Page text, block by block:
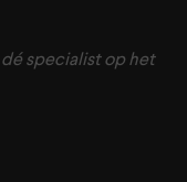
specialist op het